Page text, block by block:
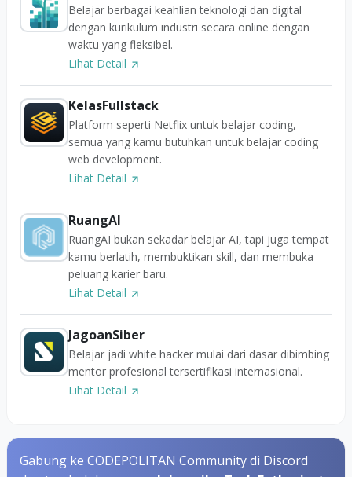
Belajar berbagai keahlian teknologi dan digital
dengan kurikulum industri secara online dengan
waktu yang fleksibel.
Lihat Detail
KelasFullstack
Platform seperti Netflix untuk belajar coding,
semua yang kamu butuhkan untuk belajar coding
web development.
Lihat Detail
RuangAI
RuangAI bukan sekadar belajar AI, tapi juga tempat
kamu berlatih, membuktikan skill, dan membuka
peluang karier baru.
Lihat Detail
JagoanSiber
Belajar jadi white hacker mulai dari dasar dibimbing
mentor profesional tersertifikasi internasional.
Lihat Detail
Gabung ke CODEPOLITAN Community di Discord